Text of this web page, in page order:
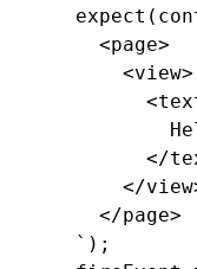
  expect
    <page>
      <view>
</
</
    </page>
  `
);